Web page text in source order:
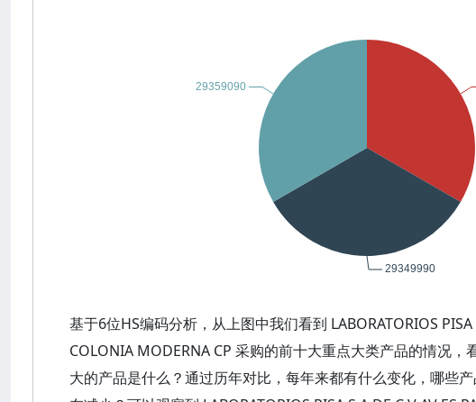
基于6位HS编码分析，从上图中我们看到 LABORATORIOS PISA
COLONIA MODERNA CP 采购的前十大重点大类产品的情况，
大的产品是什么？通过历年对比，每年来都有什么变化，哪些